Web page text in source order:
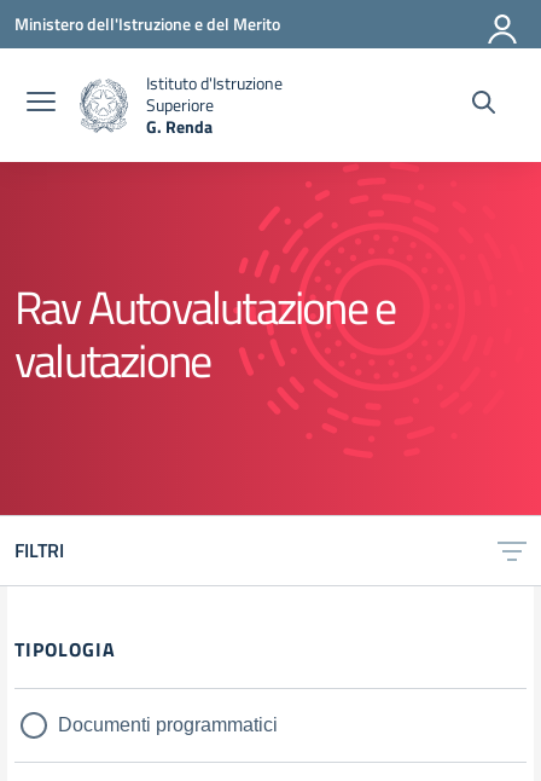
Ministero dell'Istruzione e del Merito
Istituto d'Istruzione
Superiore
G. Renda
Rav Autovalutazione e
valutazione
FILTRI
Filtri
TIPOLOGIA
Documenti programmatici